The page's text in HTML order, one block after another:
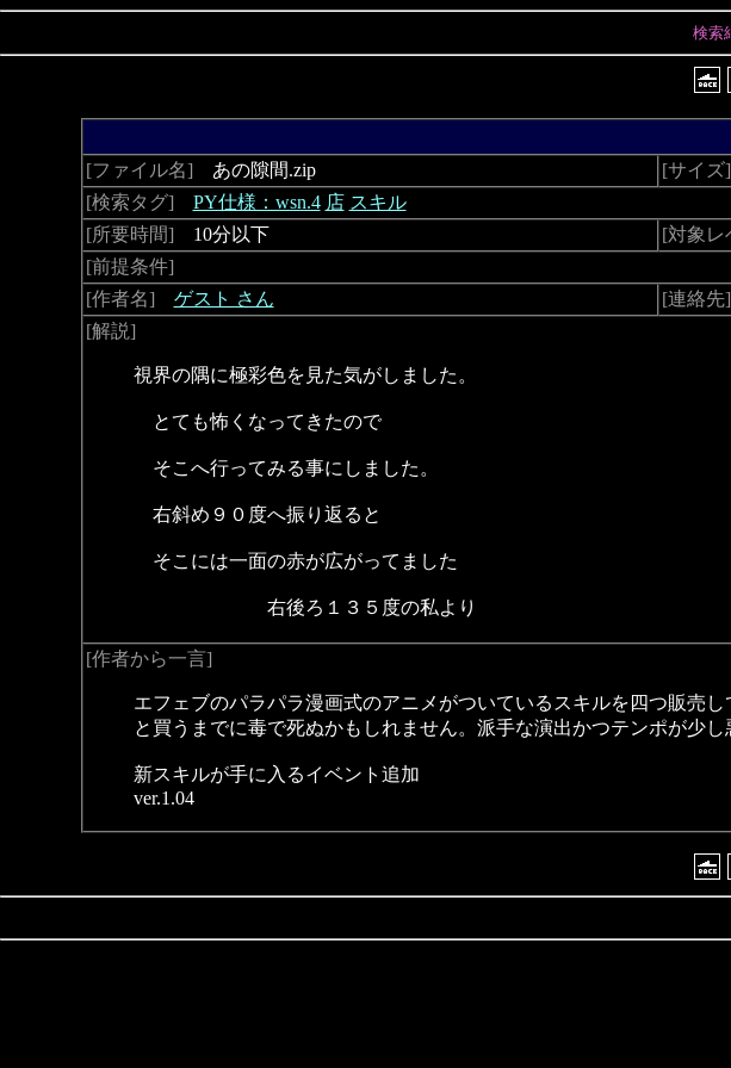
検索
[ファイル名] あの隙間.zip [サイズ]
[検索タグ]
PY仕様：wsn.4 店 スキル
[所要時間] 10分以下 [対象レ
[前提条件]
[作者名]
ゲスト さん [連絡先]
[解説]
視界の隅に極彩色を見た気がしました。
とても怖くなってきたので
そこへ行ってみる事にしました。
右斜め９０度へ振り返ると
そこには一面の赤が広がってました
右後ろ１３５度の私より
[作者から一言]
エフェブのパラパラ漫画式のアニメがついているスキルを四つ販売
と買うまでに毒で死ぬかもしれません。派手な演出かつテンポが少
新スキルが手に入るイベント追加
ver.1.04